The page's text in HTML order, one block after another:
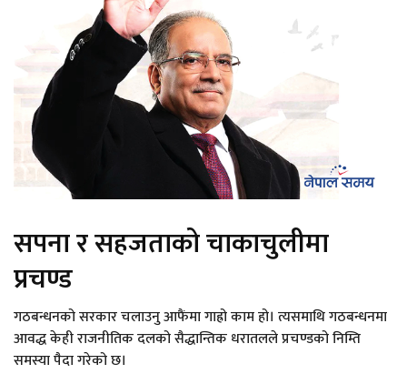
सपना र सहजताको चाकाचुलीमा
प्रचण्ड
गठबन्धनको सरकार चलाउनु आफैंमा गाह्रो काम हो। त्यसमाथि गठबन्धनमा
आवद्ध केही राजनीतिक दलको सैद्धान्तिक धरातलले प्रचण्डको निम्ति
समस्या पैदा गरेको छ।